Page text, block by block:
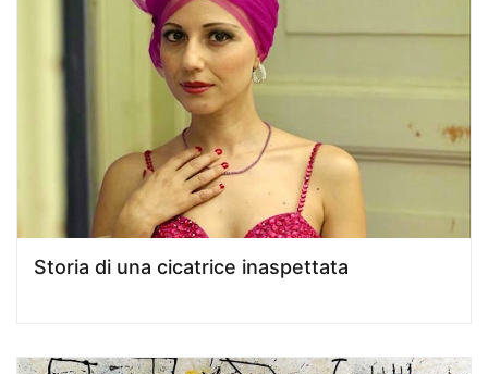
Storia di una cicatrice inaspettata